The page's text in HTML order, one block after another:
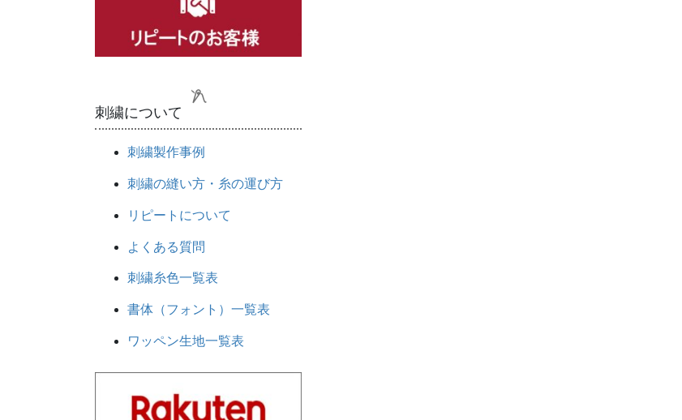
刺繍について
刺繍製作事例
刺繍の縫い方・糸の運び方
リピートについて
よくある質問
刺繍糸色一覧表
書体（フォント）一覧表
ワッペン生地一覧表